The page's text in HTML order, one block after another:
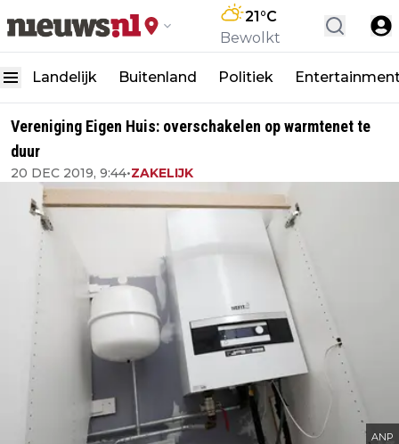
21°C
Bewolkt
Landelijk Buitenland Politiek
Vereniging Eigen Huis: overschakelen op warmtenet te
duur
20 DEC 2019, 9:44•ZAKELIJK
ANP